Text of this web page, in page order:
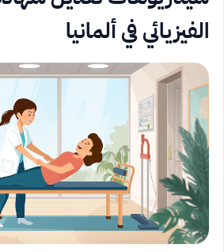
الفيزيائي في ألمانيا